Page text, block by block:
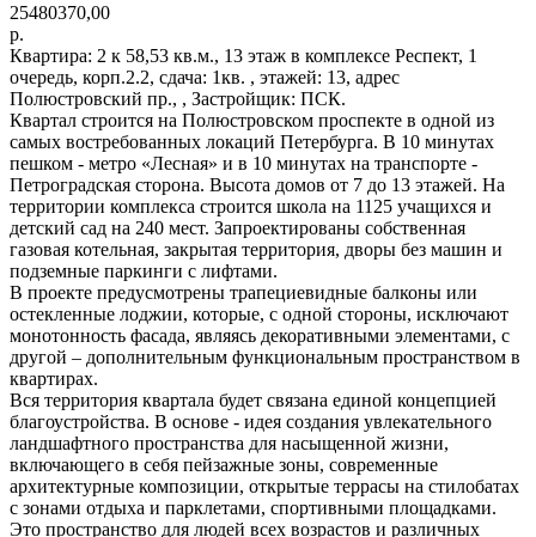
25480370,00
р.
Квартира: 2 к 58,53 кв.м., 13 этаж в комплексе Респект, 1
очередь, корп.2.2, сдача: 1кв. , этажей: 13, адрес
Полюстровский пр., , Застройщик: ПСК.
Квартал строится на Полюстровском проспекте в одной из
самых востребованных локаций Петербурга. В 10 минутах
пешком - метро «Лесная» и в 10 минутах на транспорте -
Петроградская сторона. Высота домов от 7 до 13 этажей. На
территории комплекса строится школа на 1125 учащихся и
детский сад на 240 мест. Запроектированы собственная
газовая котельная, закрытая территория, дворы без машин и
подземные паркинги с лифтами.
В проекте предусмотрены трапециевидные балконы или
остекленные лоджии, которые, с одной стороны, исключают
монотонность фасада, являясь декоративными элементами, с
другой – дополнительным функциональным пространством в
квартирах.
Вся территория квартала будет связана единой концепцией
благоустройства. В основе - идея создания увлекательного
ландшафтного пространства для насыщенной жизни,
включающего в себя пейзажные зоны, современные
архитектурные композиции, открытые террасы на стилобатах
с зонами отдыха и парклетами, спортивными площадками.
Это пространство для людей всех возрастов и различных